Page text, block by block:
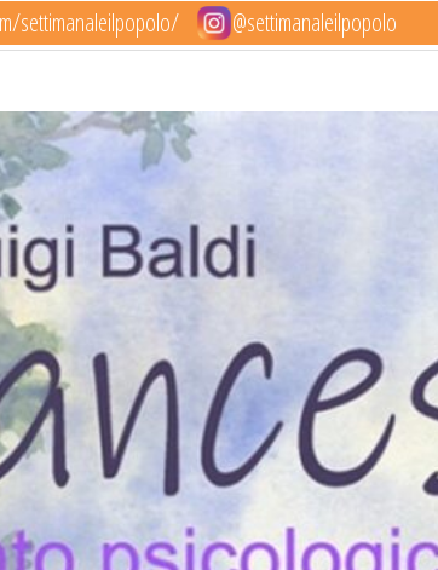
settimanaleilpopolo/ @settimanaleilpopolo